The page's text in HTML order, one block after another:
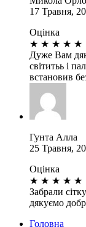
17 Травня,
Оцінка
★ ★ ★ ★ ★
Дуже Вам
світитьь і
встановив
Гунта Алла
25 Травня,
Оцінка
★ ★ ★ ★ ★
Забрали
дякуємо
Головна